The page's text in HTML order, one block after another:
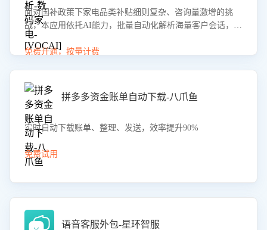
面对国补政策下家电品类补贴细则复杂、咨询量激增的挑
战，本应用依托AI能力，批量自动化解析海量客户会话，精
准识别消费者对能以旧换新、补贴额度等政策的关注焦点与
购买意向，深度洞察决策动因。同时全面评估客服团队政策
度、客服转化能力及销售业绩。
免费开通，按量计费
拼多多资金账单自动下载-八爪鱼
实时自动下载账单、整理、发送，效率提升90%
免费试用
语音客服外包-星环智服